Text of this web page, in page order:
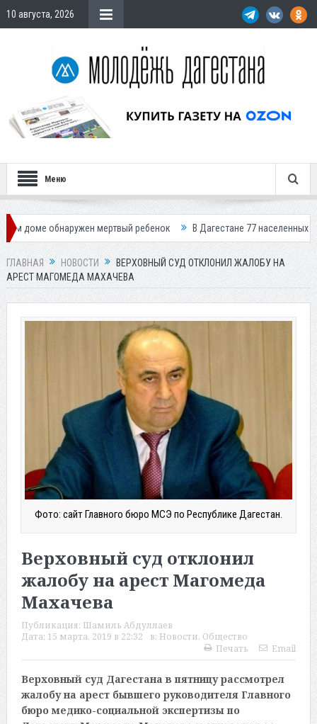
10 августа, 2026
Меню
мертвый ребенок В Дагестане 77 населенных пунктов
ГЛАВНАЯ НОВОСТИ
ВЕРХОВНЫЙ СУД ОТКЛОНИЛ ЖАЛОБУ НА
АРЕСТ МАГОМЕДА МАХАЧЕВА
Фото: сайт Главного бюро МСЭ по Республике Дагестан.
Верховный суд отклонил
жалобу на арест Магомеда
Махачева
Публикация: Шамиль Абдуллаев
Дата: 15 марта, 2019 в 22:32 в: Новости, Общество
Печать
Email
Верховный суд Дагестана в пятницу рассмотрел
жалобу на арест бывшего руководителя Главного
бюро медико-социальной экспертизы по